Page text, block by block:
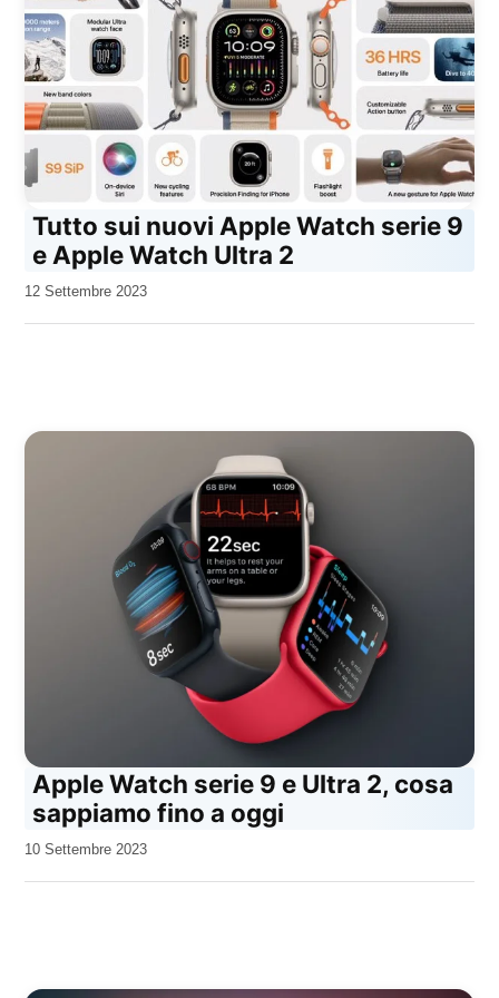
Tutto sui nuovi Apple Watch serie 9
e Apple Watch Ultra 2
da
12 Settembre 2023
Apple Watch serie 9 e Ultra 2, cosa
sappiamo fino a oggi
da
10 Settembre 2023